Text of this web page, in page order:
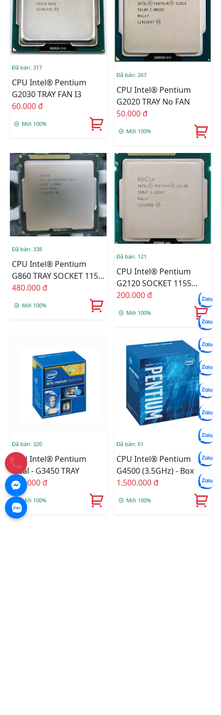
Đã bán: 317
CPU Intel® Pentium
G2030 TRAY FAN I3
60.000 đ
Mới 100%
Đã bán: 267
CPU Intel® Pentium
G2020 TRAY No FAN
50.000 đ
Mới 100%
Đã bán: 338
CPU Intel® Pentium
G860 TRAY SOCKET 1155
FAN I3
480.000 đ
Mới 100%
Đã bán: 121
CPU Intel® Pentium
G2120 SOCKET 1155
TRAY FAN I3
200.000 đ
Mới 100%
Đã bán: 320
CPU Intel® Pentium
Dual - G3450 TRAY
110.000 đ
Mới 100%
Đã bán: 61
CPU Intel® Pentium
G4500 (3.5GHz) - Box
1.500.000 đ
Mới 100%